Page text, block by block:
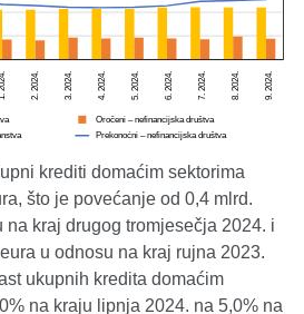
krediti domaćim sektorima
što je povećanje od 0,4 mlrd.
na kraj drugog tromjesečja 2024. i
u odnosu na kraj rujna 2023.
ukupnih kredita domaćim
na kraju lipnja 2024. na 5,0% na